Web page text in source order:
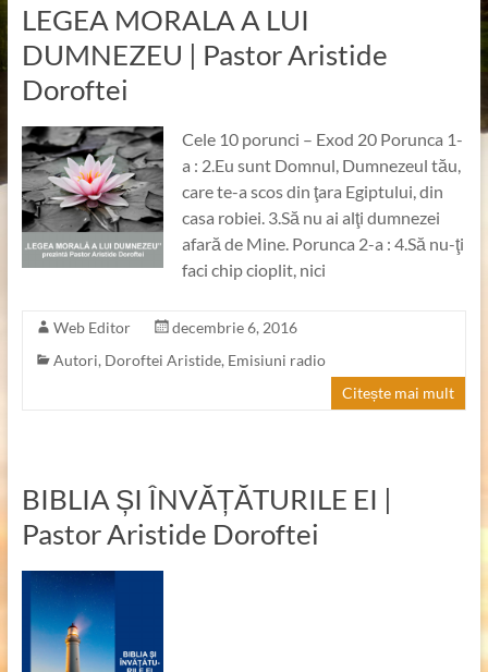
LEGEA MORALA A LUI
DUMNEZEU | Pastor Aristide
Doroftei
Cele 10 porunci – Exod 20 Porunca 1-
a : 2.Eu sunt Domnul, Dumnezeul tău,
care te-a scos din ţara Egiptului, din
casa robiei. 3.Să nu ai alţi dumnezei
afară de Mine. Porunca 2-a : 4.Să nu-ţi
faci chip cioplit, nici
Web Editor
decembrie 6, 2016
Autori, Doroftei Aristide, Emisiuni radio
Citește mai mult
BIBLIA ȘI ÎNVĂȚĂTURILE EI |
Pastor Aristide Doroftei